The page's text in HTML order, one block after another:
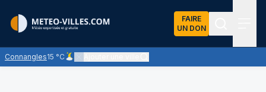
FAIRE
UN DON
Connangles15 °C
Ciel peu nuageux - les éclaircies dominent largement